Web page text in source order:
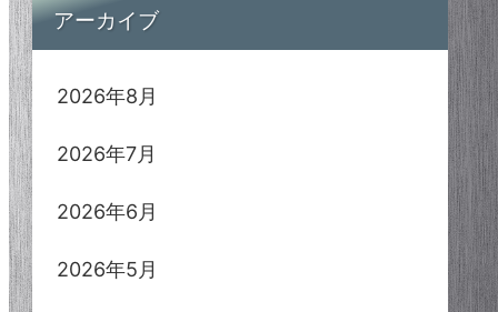
アーカイブ
2026年8月
2026年7月
2026年6月
2026年5月